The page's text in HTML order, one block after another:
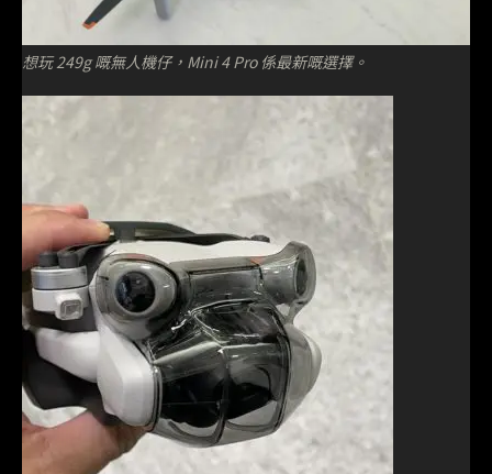
想玩 249g 嘅無人機仔，Mini 4 Pro 係最新嘅選擇。